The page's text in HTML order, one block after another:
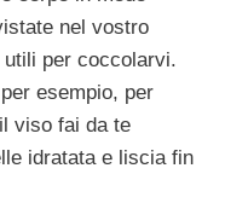
nel vostro
per coccolarvi.
esempio, per
viso fai da te
idratata e liscia fin